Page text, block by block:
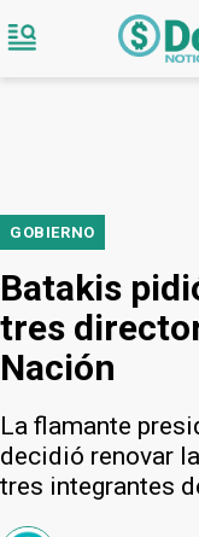
GOBIERNO
Batakis
tres
Nación
La flamante
decidió renovar
tres integrantes